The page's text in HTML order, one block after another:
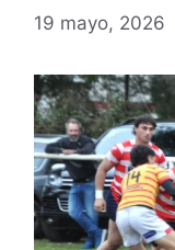
19 mayo, 2026